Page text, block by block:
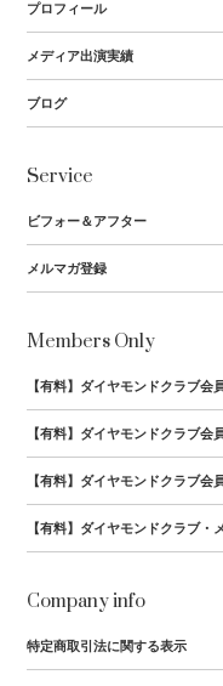
プロフィール
メディア出演実績
ブログ
Service
ビフォー＆アフター
メルマガ登録
Members Only
【有料】ダイヤモンドクラブ会
【有料】ダイヤモンドクラブ会
【有料】ダイヤモンドクラブ会
【有料】ダイヤモンドクラブ・
Company info
特定商取引法に関する表示